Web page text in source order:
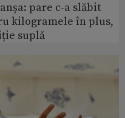
pare c-a slăbit
kilogramele în plus,
suplă